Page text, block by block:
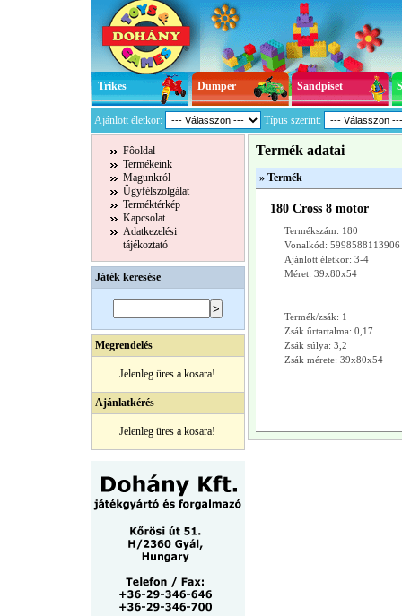
Trikes Dumper Sandpiset
Ajánlott életkor: Típus szerint:
Fôoldal
Termékeink
Magunkról
Ügyfélszolgálat
Terméktérkép
Kapcsolat
Adatkezelési
tájékoztató
Játék keresése
Megrendelés
Jelenleg üres a kosara!
Ajánlatkérés
Jelenleg üres a kosara!
Termék adatai
» Termék
180 Cross 8 motor
Termékszám: 180
Vonalkód: 5998588113906
Ajánlott életkor: 3-4
Méret: 39x80x54
Termék/zsák: 1
Zsák űrtartalma: 0,17
Zsák súlya: 3,2
Zsák mérete: 39x80x54